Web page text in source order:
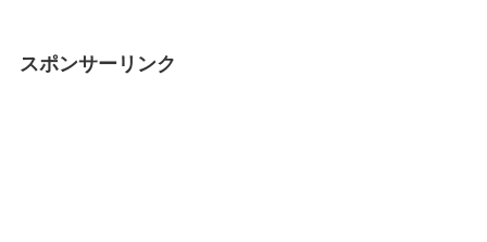
スポンサーリンク